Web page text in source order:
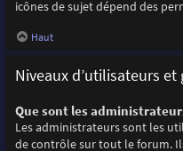
icônes de sujet dépend des
Haut
Niveaux d’utilisateurs et
Que sont les
Les administrateurs sont les
de contrôle sur tout le forum.